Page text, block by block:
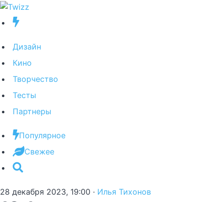
Дизайн
Кино
Творчество
Тесты
Партнеры
Популярное
Свежее
28 декабря 2023, 19:00 · Илья Тихонов